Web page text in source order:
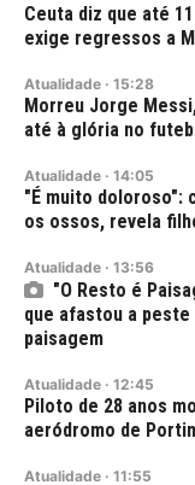
Ceuta diz que até
exige regressos a
Atualidade · 15:28
Morreu Jorge
até à glória no
Atualidade · 14:05
"É muito doloroso":
os ossos, revela
Atualidade · 13:56
"O Resto é
que afastou a peste
paisagem
Atualidade · 12:45
Piloto de 28 anos
aeródromo de
Atualidade · 11:55